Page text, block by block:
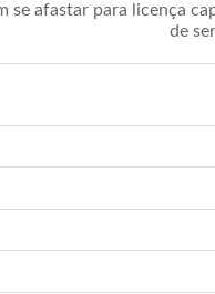
afastar para licença
de